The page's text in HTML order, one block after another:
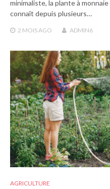
minimaliste, la plante à
connaît depuis plusieurs…
2 MOISAGO ADMIN6
AGRICULTURE